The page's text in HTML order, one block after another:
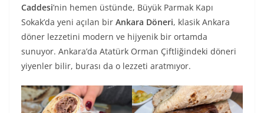
Caddesi’nin hemen üstünde, Büyük Parmak Kapı
Sokak’da yeni açılan bir Ankara Döneri, klasik Ankara
döner lezzetini modern ve hijyenik bir ortamda
sunuyor. Ankara’da Atatürk Orman Çiftliğindeki döneri
yiyenler bilir, burası da o lezzeti aratmıyor.